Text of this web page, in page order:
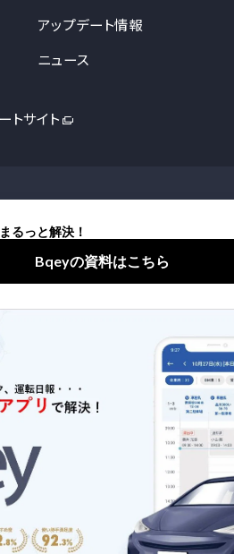
アップデート情報
ニュース
トサイト
ち資料をご覧いただく
合わせください
お問い合わせ